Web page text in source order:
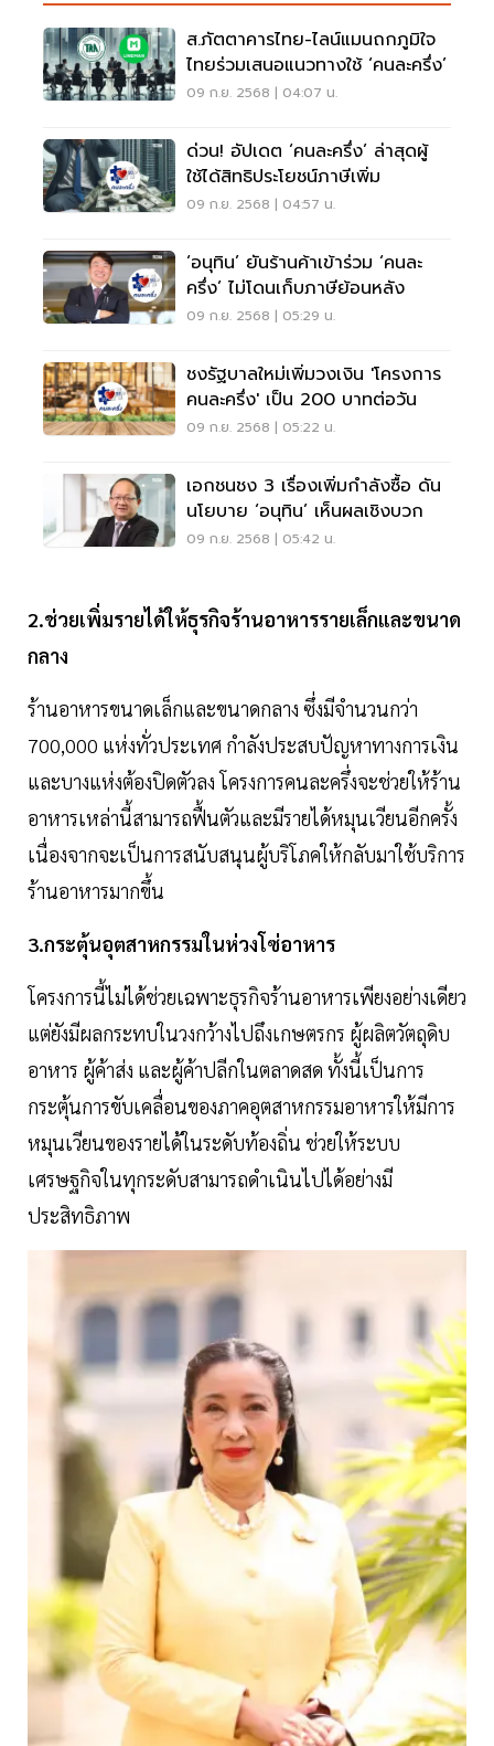
ส.ภัตตาคารไทย-ไลน์แมนถกภูมิใจ
ไทยร่วมเสนอแนวทางใช้ ‘คนละครึ่ง’
09 ก.ย. 2568 | 04:07 น.
ด่วน! อัปเดต ‘คนละครึ่ง’ ล่าสุดผู้
ใช้ได้สิทธิประโยชน์ภาษีเพิ่ม
09 ก.ย. 2568 | 04:57 น.
‘อนุทิน’ ยันร้านค้าเข้าร่วม ‘คนละ
ครึ่ง’ ไม่โดนเก็บภาษีย้อนหลัง
09 ก.ย. 2568 | 05:29 น.
ชงรัฐบาลใหม่เพิ่มวงเงิน 'โครงการ
คนละครึ่ง' เป็น 200 บาทต่อวัน
09 ก.ย. 2568 | 05:22 น.
เอกชนชง 3 เรื่องเพิ่มกำลังซื้อ ดัน
นโยบาย ‘อนุทิน’ เห็นผลเชิงบวก
09 ก.ย. 2568 | 05:42 น.
2.ช่วยเพิ่มรายได้ให้ธุรกิจร้านอาหารรายเล็กและขนาด
กลาง
ร้านอาหารขนาดเล็กและขนาดกลาง ซึ่งมีจำนวนกว่า
700,000 แห่งทั่วประเทศ กำลังประสบปัญหาทางการเงิน
และบางแห่งต้องปิดตัวลง โครงการคนละครึ่งจะช่วยให้ร้าน
อาหารเหล่านี้สามารถฟื้นตัวและมีรายได้หมุนเวียนอีกครั้ง
เนื่องจากจะเป็นการสนับสนุนผู้บริโภคให้กลับมาใช้บริการ
ร้านอาหารมากขึ้น
3.กระตุ้นอุตสาหกรรมในห่วงโซ่อาหาร
โครงการนี้ไม่ได้ช่วยเฉพาะธุรกิจร้านอาหารเพียงอย่างเดียว
แต่ยังมีผลกระทบในวงกว้างไปถึงเกษตรกร ผู้ผลิตวัตถุดิบ
อาหาร ผู้ค้าส่ง และผู้ค้าปลีกในตลาดสด ทั้งนี้เป็นการ
กระตุ้นการขับเคลื่อนของภาคอุตสาหกรรมอาหารให้มีการ
หมุนเวียนของรายได้ในระดับท้องถิ่น ช่วยให้ระบบ
เศรษฐกิจในทุกระดับสามารถดำเนินไปได้อย่างมี
ประสิทธิภาพ